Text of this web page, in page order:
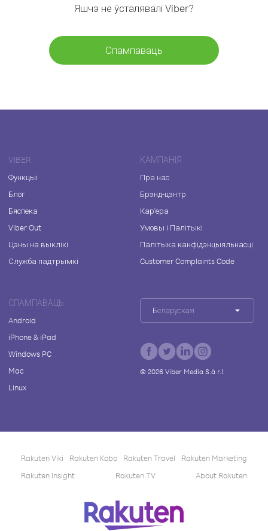
Яшчэ не ўсталявалі Viber?
Спампаваць
VIBER
Функцыі
Блог
Бяспека
Viber Out
Цэны на выклікі
Служба падтрымкі
КАМПАНІЯ
Пра нас
Брэнд-цэнтр
Кар'ера
Умовы і Палітыкі
Палітыка канфідэнцыяльнасці
Customer Complaints Code
СПАМПАВАЦЬ
Android
iPhone & iPad
Windows PC
Mac
Linux
Беларуская
© 2026Viber Media S.à r.l.
Rakuten Viki Rakuten Kobo Rakuten Travel
Rakuten Marketing
Rakuten Insight
Rakuten TV About Rakuten